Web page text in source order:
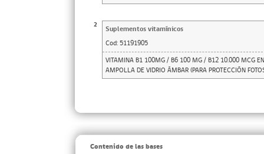
2
Suplementos vitamínicos
Cod: 51191905
VITAMINA B1 100MG / B6 100 MG / B12 10.000 MCG
AMPOLLA DE VIDRIO ÁMBAR (PARA PROTECCIÓN
Contenido de las bases